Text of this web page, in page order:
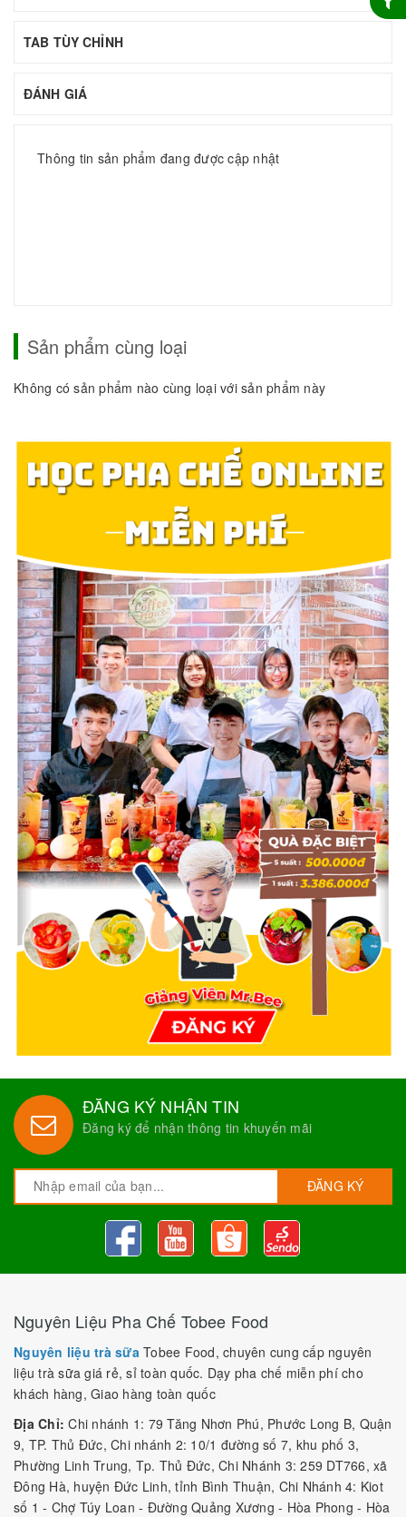
TAB TÙY CHỈNH
ĐÁNH GIÁ
Thông tin sản phẩm đang được cập nhật
Sản phẩm cùng loại
Không có sản phẩm nào cùng loại với sản phẩm này
ĐĂNG KÝ NHẬN TIN
Đăng ký để nhận thông tin khuyến mãi
ĐĂNG KÝ
Nguyên Liệu Pha Chế Tobee Food
Nguyên liệu trà sữa Tobee Food, chuyên cung cấp nguyên
liệu trà sữa giá rẻ, sỉ toàn quốc. Dạy pha chế miễn phí cho
khách hàng, Giao hàng toàn quốc
Địa Chỉ: Chi nhánh 1: 79 Tăng Nhơn Phú, Phước Long B, Quận
9, TP. Thủ Đức, Chi nhánh 2: 10/1 đường số 7, khu phố 3,
Phường Linh Trung, Tp. Thủ Đức, Chi Nhánh 3: 259 DT766, xã
Đông Hà, huyện Đức Linh, tỉnh Bình Thuận, Chi Nhánh 4: Kiot
số 1 - Chợ Túy Loan - Đường Quảng Xương - Hòa Phong - Hòa